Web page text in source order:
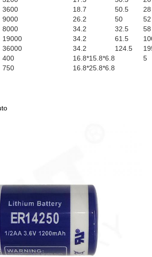
3600 18.7 50.5
28
9000 26.2 50
52
8000 34.2 32.5
58
19000 34.2 61.5
36000 34.2 124.5
400 16.8*15.8*6.8
5
750 16.8*25.8*6.8